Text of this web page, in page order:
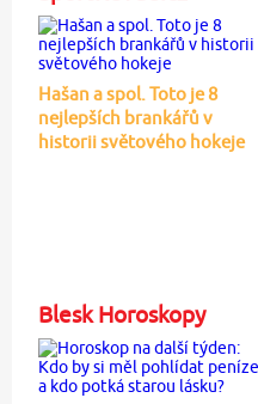
Hašan a spol. Toto je 8
nejlepších brankářů v
historii světového hokeje
Blesk Horoskopy